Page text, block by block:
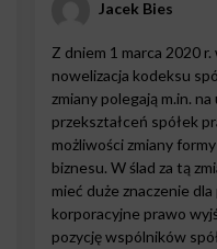
Jacek Bies
Z dniem 1 marca 2020 r.
nowelizacja kodeksu
zmiany polegają m.in.
przekształceń spółek
możliwości zmiany
biznesu. W ślad za tą
mieć duże znaczenie
korporacyjne prawo
pozycję wspólników